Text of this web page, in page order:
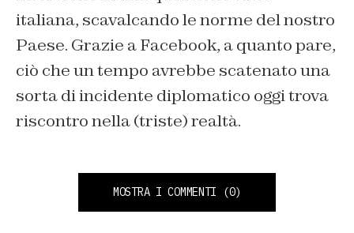
italiana, scavalcando le norme del nostro
Paese. Grazie a Facebook, a quanto pare,
ciò che un tempo avrebbe scatenato una
sorta di incidente diplomatico oggi trova
riscontro nella (triste) realtà.
MOSTRA I COMMENTI (0)